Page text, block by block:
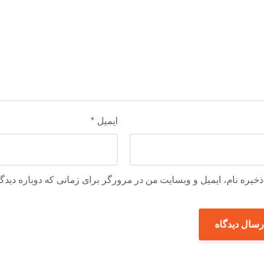
ایمیل *
ذخیره نام، ایمیل و وبسایت من در مرورگر برای زمانی که دوباره